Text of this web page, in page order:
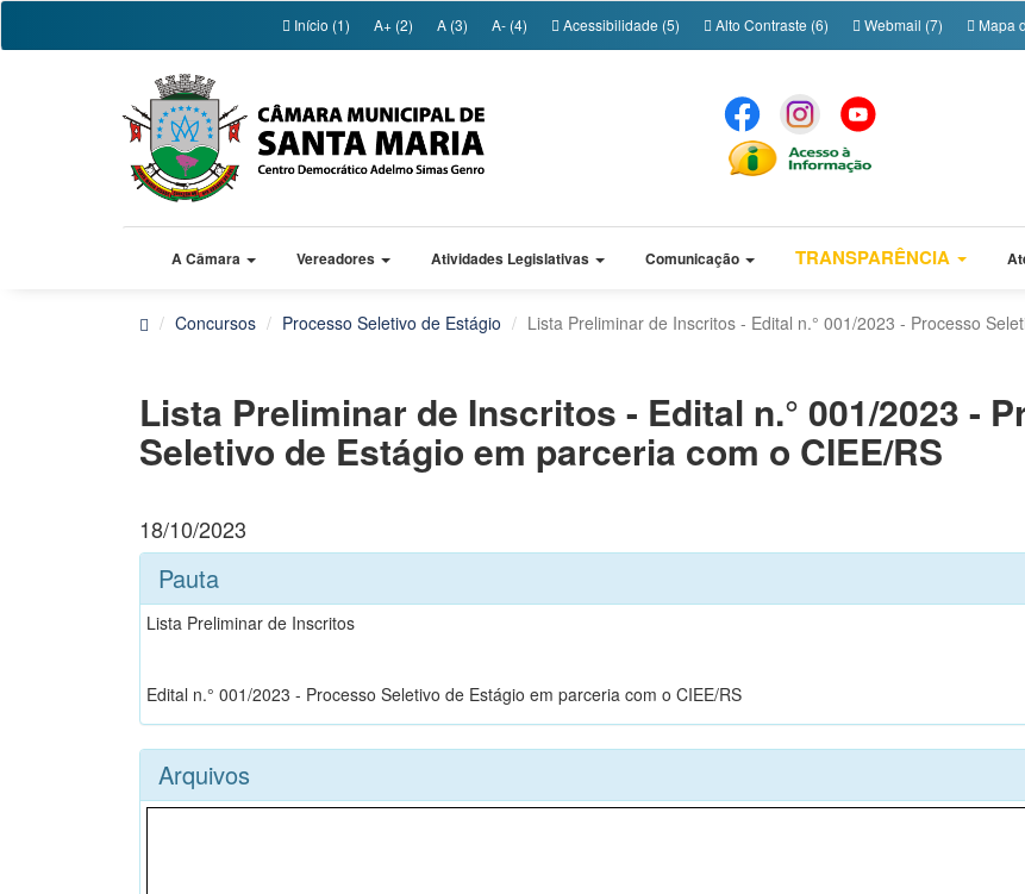
Início (1) A+ (2) A (3) A- (4) Acessibilidade (5) Alto Contraste (6) Webmail (7) Mapa
A Câmara Vereadores Atividades Legislativas Comunicação TRANSPARÊNCIA
Concursos Processo Seletivo de Estágio Lista Preliminar de Inscritos - Edital n.° 001/2023 - Processo
Lista Preliminar de Inscritos - Edital n.° 001/2023 -
Seletivo de Estágio em parceria com o CIEE/RS
18/10/2023
Pauta
Lista Preliminar de Inscritos
Edital n.° 001/2023 - Processo Seletivo de Estágio em parceria com o CIEE/RS
Arquivos